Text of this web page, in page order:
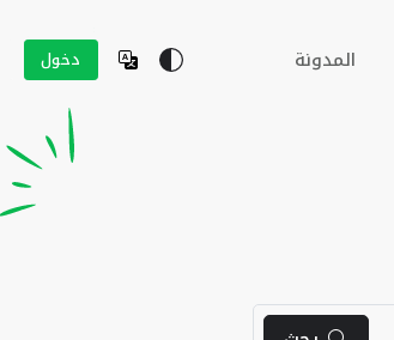
المدونة دخول